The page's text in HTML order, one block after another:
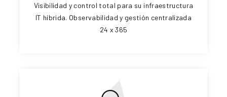
Visibilidad y control total para su infraestructura
IT híbrida. Observabilidad y gestión centralizada
24 x 365